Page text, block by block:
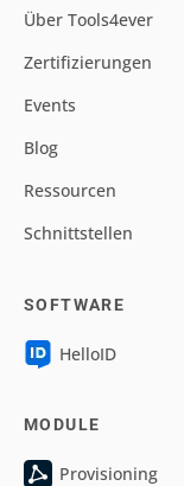
Über Tools4ever
Zertifizierungen
Events
Blog
Ressourcen
Schnittstellen
SOFTWARE
HelloID
MODULE
Provisioning